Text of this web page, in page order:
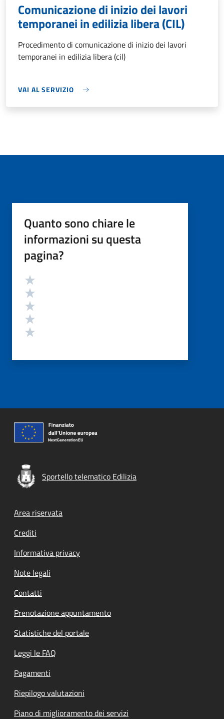
Comunicazione di inizio dei lavori
temporanei in edilizia libera (CIL)
Procedimento di comunicazione di inizio dei lavori
temporanei in edilizia libera (cil)
VAI AL SERVIZIO
Quanto sono chiare le
informazioni su questa
pagina?
Valutazione
Sportello telematico Edilizia
Footer menu
Area riservata
Crediti
Informativa privacy
Note legali
Contatti
Prenotazione appuntamento
Statistiche del portale
Leggi le FAQ
Pagamenti
Riepilogo valutazioni
Piano di miglioramento dei servizi